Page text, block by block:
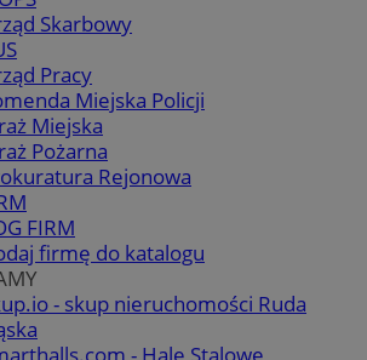
Skarbowy
Pracy
Miejska Policji
Miejska
Pożarna
Rejonowa
FIRM
firmę do katalogu
- skup nieruchomości Ruda